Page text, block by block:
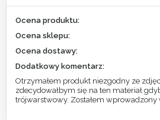
Ocena produktu:
Ocena sklepu:
Ocena dostawy:
Dodatkowy komentarz:
Otrzymałem produkt niezgodny ze
zdecydowałbym się na ten materiał
trójwarstwowy. Zostałem wprowadzony